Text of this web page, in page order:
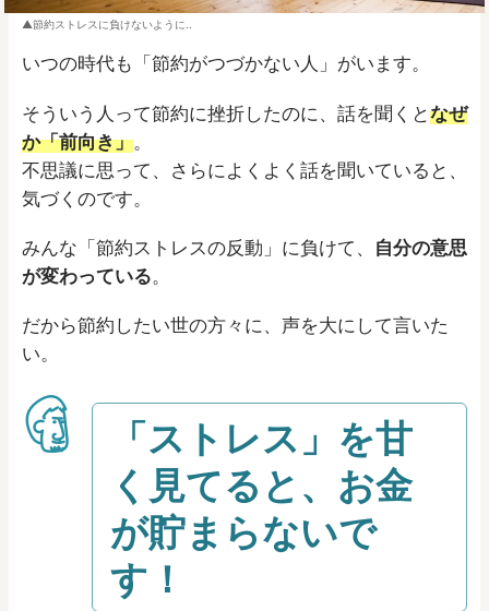
節約ストレスに負けないように..
いつの時代も「節約がつづかない人」がいます。
そういう人って節約に挫折したのに、話を聞くとなぜ
か「前向き」。
不思議に思って、さらによくよく話を聞いていると、
気づくのです。
みんな「節約ストレスの反動」に負けて、 自分の意思
が変わっている。
だから節約したい世の方々に、声を大にして言いた
い。
「ストレス」を甘
く見てると、お金
が貯まらないで
す！